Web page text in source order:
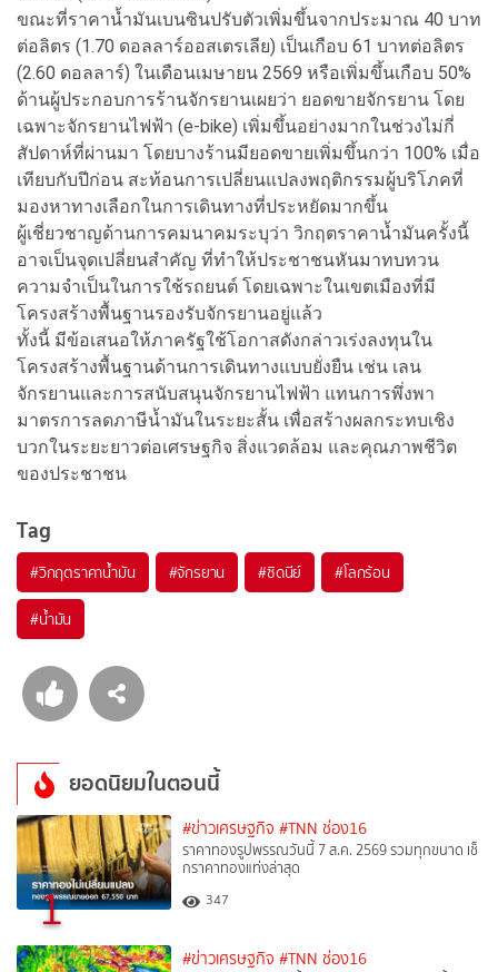
ขณะที่ราคาน้ำมันเบนซินปรับตัวเพิ่มขึ้นจากประมาณ 40 บาท
ต่อลิตร (1.70 ดอลลาร์ออสเตรเลีย) เป็นเกือบ 61 บาทต่อลิตร
(2.60 ดอลลาร์) ในเดือนเมษายน 2569 หรือเพิ่มขึ้นเกือบ 50%
ด้านผู้ประกอบการร้านจักรยานเผยว่า ยอดขายจักรยาน โดย
เฉพาะจักรยานไฟฟ้า (e-bike) เพิ่มขึ้นอย่างมากในช่วงไม่กี่
สัปดาห์ที่ผ่านมา โดยบางร้านมียอดขายเพิ่มขึ้นกว่า 100% เมื่อ
เทียบกับปีก่อน สะท้อนการเปลี่ยนแปลงพฤติกรรมผู้บริโภคที่
มองหาทางเลือกในการเดินทางที่ประหยัดมากขึ้น
ผู้เชี่ยวชาญด้านการคมนาคมระบุว่า วิกฤตราคาน้ำมันครั้งนี้
อาจเป็นจุดเปลี่ยนสำคัญ ที่ทำให้ประชาชนหันมาทบทวน
ความจำเป็นในการใช้รถยนต์ โดยเฉพาะในเขตเมืองที่มี
โครงสร้างพื้นฐานรองรับจักรยานอยู่แล้ว
ทั้งนี้ มีข้อเสนอให้ภาครัฐใช้โอกาสดังกล่าวเร่งลงทุนใน
โครงสร้างพื้นฐานด้านการเดินทางแบบยั่งยืน เช่น เลน
จักรยานและการสนับสนุนจักรยานไฟฟ้า แทนการพึ่งพา
มาตรการลดภาษีน้ำมันในระยะสั้น เพื่อสร้างผลกระทบเชิง
บวกในระยะยาวต่อเศรษฐกิจ สิ่งแวดล้อม และคุณภาพชีวิต
ของประชาชน
Tag
#วิกฤตราคาน้ำมัน #จักรยาน #ซิดนีย์ #โลกร้อน
#น้ำมัน
ยอดนิยมในตอนนี้
1
#ข่าวเศรษฐกิจ #TNN ช่อง16
ราคาทองรูปพรรณวันนี้ 7 ส.ค. 2569 รวมทุกขนาด เช็
กราคาทองแท่งล่าสุด
347
#ข่าวเศรษฐกิจ #TNN ช่อง16